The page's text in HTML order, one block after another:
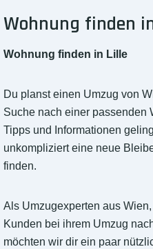
Wohnung finden
Wohnung finden in Lille
Du planst einen Umzug von
Suche nach einer passenden
Tipps und Informationen
unkompliziert eine neue
finden.
Als Umzugexperten aus
Kunden bei ihrem Umzug
möchten wir dir ein paar